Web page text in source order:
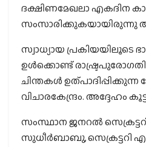
ദക്ഷിണമേഖലാ എകദിന
സംസാരിക്കുകയായിരുന്നു
സ്വാധ്യായ
ഉള്‍ക്കൊണ്ട്
ചിന്തകള്‍ ഉത്പാദിപ്പിക്കുന്ന
വിചാരകേന്ദ്രം. അദ്ദേഹം
സംസ്ഥാന ജനറല്‍
സുധീര്‍ബാബു, സെക്രട്ടറി